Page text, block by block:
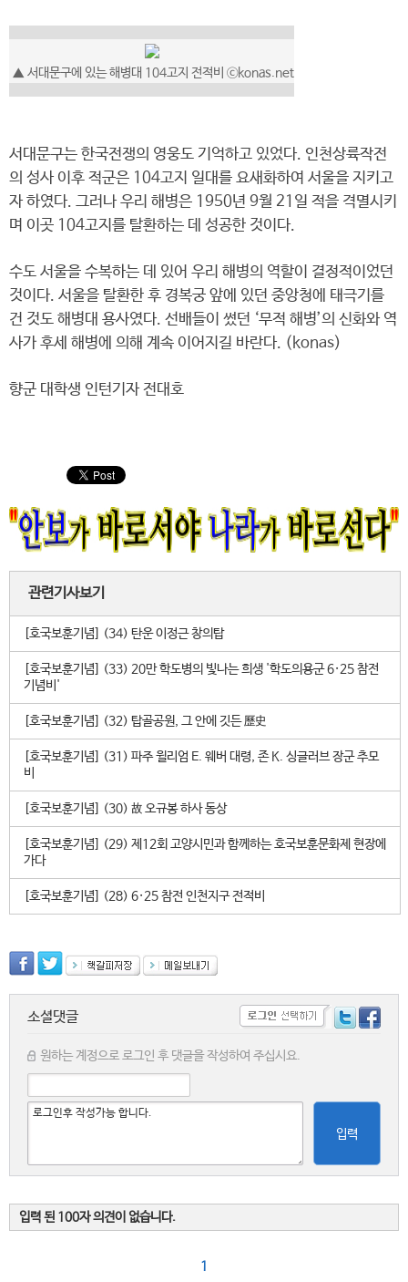
▲ 서대문구에 있는 해병대 104고지 전적비 ⓒkonas.net
서대문구는 한국전쟁의 영웅도 기억하고 있었다. 인천상륙작전
의 성사 이후 적군은 104고지 일대를 요새화하여 서울을 지키고
자 하였다. 그러나 우리 해병은 1950년 9월 21일 적을 격멸시키
며 이곳 104고지를 탈환하는 데 성공한 것이다.
수도 서울을 수복하는 데 있어 우리 해병의 역할이 결정적이었던
것이다. 서울을 탈환한 후 경복궁 앞에 있던 중앙청에 태극기를
건 것도 해병대 용사였다. 선배들이 썼던 ‘무적 해병’의 신화와 역
사가 후세 해병에 의해 계속 이어지길 바란다. (konas)
향군 대학생 인턴기자 전대호
관련기사보기
[호국보훈기념] (34) 탄운 이정근 창의탑
[호국보훈기념] (33) 20만 학도병의 빛나는 희생 '학도의용군 6·25 참전
기념비'
[호국보훈기념] (32) 탑골공원, 그 안에 깃든 歷史
[호국보훈기념] (31) 파주 윌리엄 E. 웨버 대령, 존 K. 싱글러브 장군 추모
비
[호국보훈기념] (30) 故 오규봉 하사 동상
[호국보훈기념] (29) 제12회 고양시민과 함께하는 호국보훈문화제 현장에
가다
[호국보훈기념] (28) 6·25 참전 인천지구 전적비
소셜댓글
원하는 계정으로 로그인 후 댓글을 작성하여 주십시요.
입력
입력 된 100자 의견이 없습니다.
1